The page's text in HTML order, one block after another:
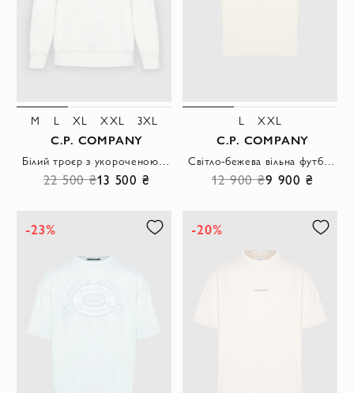
M L XL XXL 3XL
C.P. COMPANY
22 500 ₴13 500 ₴
L XXL
C.P. COMPANY
12 900 ₴9 900 ₴
-23% -20%